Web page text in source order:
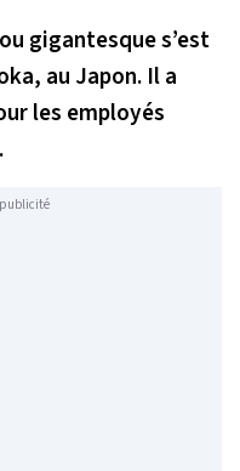
gigantesque s’est
au Japon. Il a
les employés